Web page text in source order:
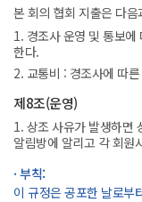
본 회의 협회 지출은 다음
1. 경조사 운영 및 통보
한다.
2. 교통비 : 경조사에 따
제8조(운영)
1. 상조 사유가 발생하면
알림방에 알리고 각 회원
· 부칙:
이 규정은 공포한 날로부